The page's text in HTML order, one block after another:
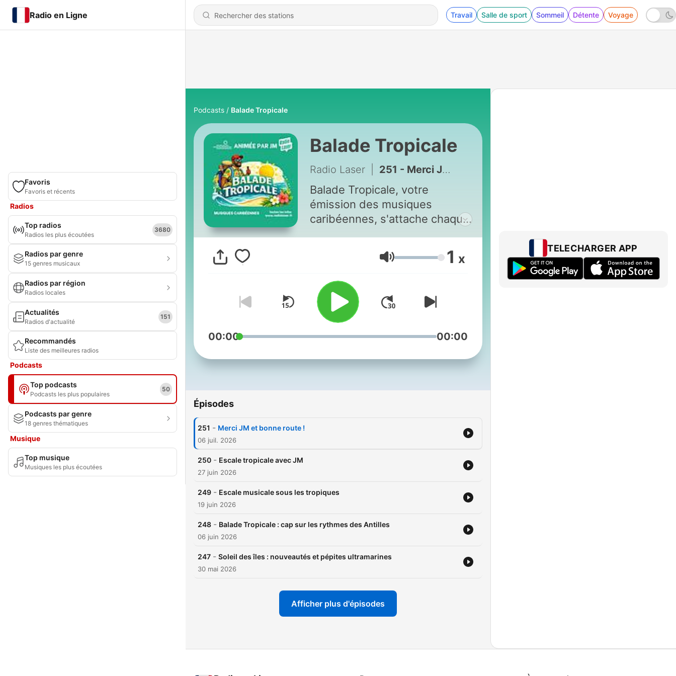
Radio en Ligne Travail Salle de sport Sommeil Détente Voyage
Favoris
Favoris et récents
Radios
Top radios
Radios les plus écoutées
3680
Radios par genre
15 genres musicaux
Radios par région
Radios locales
Actualités
Radios d'actualité
151
Recommandés
Liste des meilleures radios
Podcasts
Top podcasts
Podcasts les plus populaires
50
Podcasts par genre
18 genres thématiques
Musique
Top musique
Musiques les plus écoutées
Podcasts Balade Tropicale
Balade Tropicale
Radio Laser 251 - Merci JM et bonne route !
Balade Tropicale, votre
émission des musiques
caribéennes, s'attache chaque
valoriser le vivier d'artistes
ultramarins. Animée par JM.
horaires, le dernier samedi du
mois : 19h-20h. HelloAsso :
https://www.helloasso.com/associations/radio-
laser/formulaires/1
Volume 1 x
00:00 00:00
Épisodes
251 - Merci JM et bonne route !
06 juil. 2026
250 - Escale tropicale avec JM
27 juin 2026
249 - Escale musicale sous les tropiques
19 juin 2026
248 - Balade Tropicale : cap sur les rythmes des Antilles
06 juin 2026
247 - Soleil des îles : nouveautés et pépites ultramarines
30 mai 2026
Afficher plus d'épisodes
TELECHARGER APP